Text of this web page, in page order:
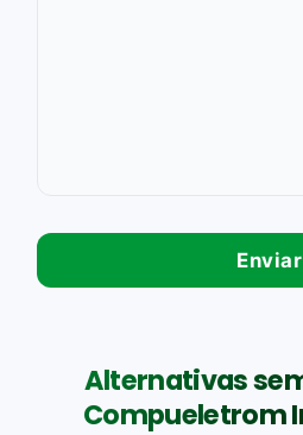
Alternativas
Compueletrom